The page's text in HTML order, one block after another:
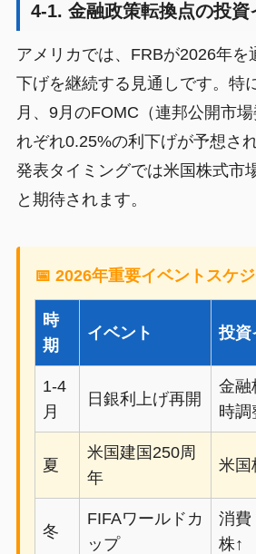
4-1. 金融政策転換点の投資
アメリカでは、FRBが2026年を
下げを継続する見通しです。特
月、9月のFOMC（連邦公開市
れぞれ0.25%の利下げが予想さ
発表タイミングでは米国株式市
と期待されます。
📅 2026年重要イベントスケ
時
期
イベント 投資
1-4
月
日銀利上げ再開
金融
時調
夏
米国建国250周
年
米国
冬
FIFAワールドカ
ップ
消費
株↑